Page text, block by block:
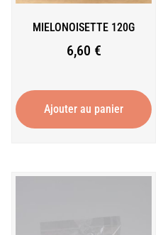
MIELONOISETTE 120G
6,60 €
Ajouter au panier